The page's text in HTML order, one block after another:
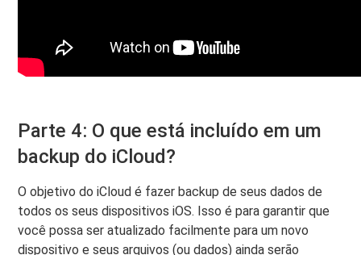
Parte 4: O que está incluído em um
backup do iCloud?
O objetivo do iCloud é fazer backup de seus dados de
todos os seus dispositivos iOS. Isso é para garantir que
você possa ser atualizado facilmente para um novo
dispositivo e seus arquivos (ou dados) ainda serão